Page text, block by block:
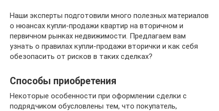
Наши эксперты подготовили много полезных материалов
о нюансах купли-продажи квартир на вторичном и
первичном рынках недвижимости. Предлагаем вам
узнать о правилах купли-продажи вторички и как себя
обезопасить от рисков в таких сделках?
Способы приобретения
Некоторые особенности при оформлении сделки с
подрядчиком обусловлены тем, что покупатель,